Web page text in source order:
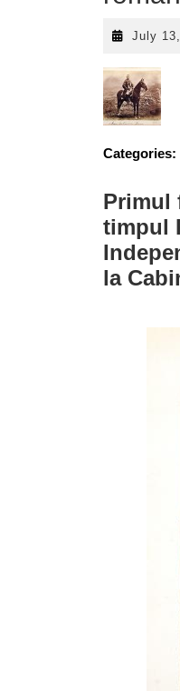
July
Categories:
Primul
timpul
la